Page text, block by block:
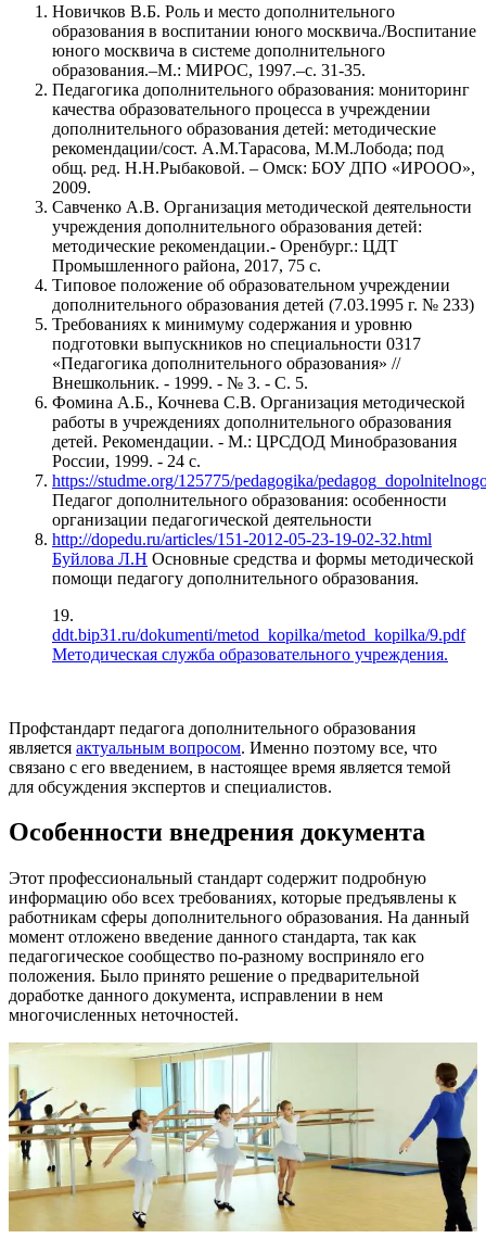
Новичков В.Б. Роль и место дополнительного
образования в воспитании юного москвича./Воспитание
юного москвича в системе дополнительного
образования.–М.: МИРОС, 1997.–с. 31-35.
Педагогика дополнительного образования: мониторинг
качества образовательного процесса в учреждении
дополнительного образования детей: методические
рекомендации/сост. А.М.Тарасова, М.М.Лобода; под
общ. ред. Н.Н.Рыбаковой. – Омск: БОУ ДПО «ИРООО»,
2009.
Савченко А.В. Организация методической деятельности
учреждения дополнительного образования детей:
методические рекомендации.- Оренбург.: ЦДТ
Промышленного района, 2017, 75 с.
Типовое положение об образовательном учреждении
дополнительного образования детей (7.03.1995 г. № 233)
Требованиях к минимуму содержания и уровню
подготовки выпускников но специальности 0317
«Педагогика дополнительного образования» //
Внешкольник. - 1999. - № 3. - С. 5.
Фомина А.Б., Кочнева С.В. Организация методической
работы в учреждениях дополнительного образования
детей. Рекомендации. - М.: ЦРСДОД Минобразования
России, 1999. - 24 с.
https://studme.org/125775/pedagogika/
Педагог дополнительного образования: особенности
организации педагогической деятельности
http://dopedu.ru/articles/151-2012-05-23-19-02-32.html
Буйлова Л.Н Основные средства и формы методической
помощи педагогу дополнительного образования.
19.
ddt.bip31.ru/dokumenti/metod_kopilka/metod_kopilka/9.pdf
Методическая служба образовательного учреждения.
Профстандарт педагога дополнительного образования
является актуальным вопросом. Именно поэтому все, что
связано с его введением, в настоящее время является темой
для обсуждения экспертов и специалистов.
Особенности внедрения документа
Этот профессиональный стандарт содержит подробную
информацию обо всех требованиях, которые предъявлены к
работникам сферы дополнительного образования. На данный
момент отложено введение данного стандарта, так как
педагогическое сообщество по-разному восприняло его
положения. Было принято решение о предварительной
доработке данного документа, исправлении в нем
многочисленных неточностей.